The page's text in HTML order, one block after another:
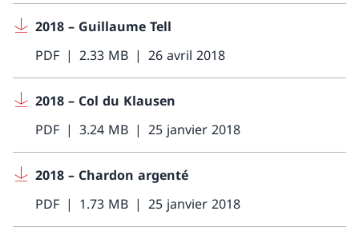
2018 – Guillaume Tell
PDF
2.33 MB 26 avril 2018
2018 – Col du Klausen
PDF
3.24 MB 25 janvier 2018
2018 – Chardon argenté
PDF
1.73 MB 25 janvier 2018